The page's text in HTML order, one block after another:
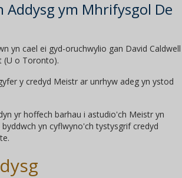
Addysg ym Mhrifysgol De
yn cael ei gyd-oruchwylio gan David Caldwell
(U o Toronto).
y credyd Meistr ar unrhyw adeg yn ystod
yr hoffech barhau i astudio'ch Meistr yn
yn cyflwyno'ch tystysgrif credyd